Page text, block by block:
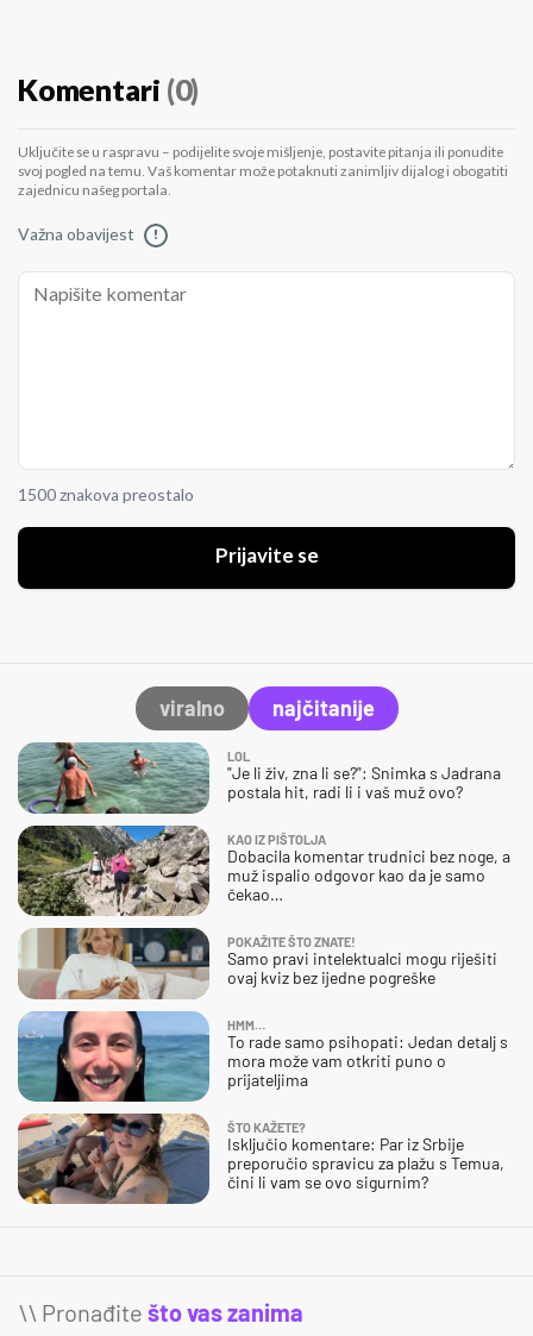
Komentari (0)
Uključite se u raspravu – podijelite svoje mišljenje, postavite pitanja ili ponudite
svoj pogled na temu. Vaš komentar može potaknuti zanimljiv dijalog i obogatiti
zajednicu našeg portala.
Važna obavijest !
1500 znakova preostalo
Prijavite se
viralno najčitanije
LOL
"Je li živ, zna li se?": Snimka s Jadrana
postala hit, radi li i vaš muž ovo?
KAO IZ PIŠTOLJA
Dobacila komentar trudnici bez noge, a
muž ispalio odgovor kao da je samo
čekao…
POKAŽITE ŠTO ZNATE!
Samo pravi intelektualci mogu riješiti
ovaj kviz bez ijedne pogreške
HMM…
To rade samo psihopati: Jedan detalj s
mora može vam otkriti puno o
prijateljima
ŠTO KAŽETE?
Isključio komentare: Par iz Srbije
preporučio spravicu za plažu s Temua,
čini li vam se ovo sigurnim?
\\ Pronađite što vas zanima